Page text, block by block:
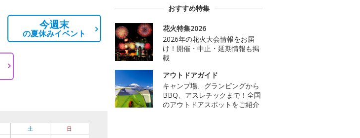
今週末
の夏休みイベント
土 日
おすすめ特集
花火特集2026
2026年の花火大会情報をお届
け！開催・中止・延期情報も掲
載
アウトドアガイド
キャンプ場、グランピングから
BBQ、アスレチックまで！全国
のアウトドアスポットをご紹介